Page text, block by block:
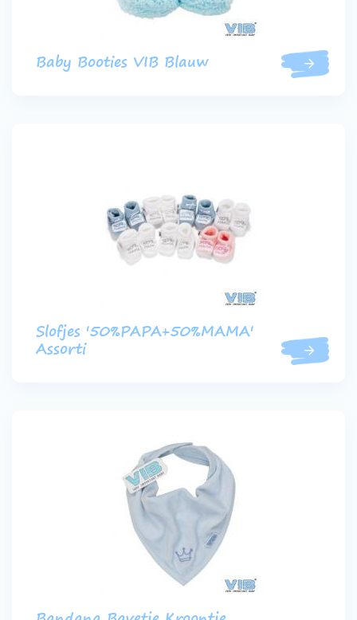
Baby Booties VIB Blauw
Slofjes '50%PAPA+50%MAMA'
Assorti